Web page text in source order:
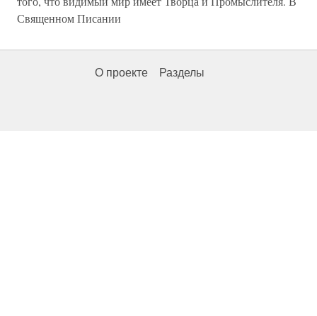
Священном Писании
О проекте Разделы